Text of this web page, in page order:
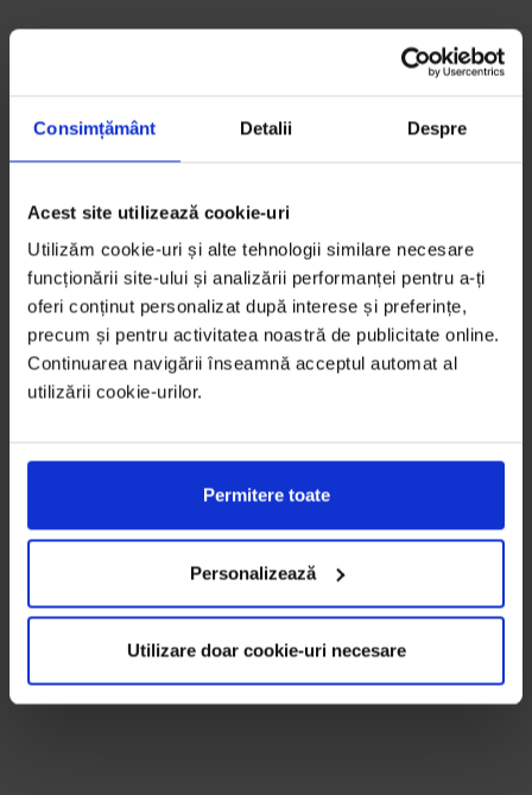
Consimțământ Detalii Despre
Acest site utilizează cookie-uri
Utilizăm cookie-uri și alte tehnologii similare necesare
funcționării site-ului și analizării performanței pentru a-ți
oferi conținut personalizat după interese și preferințe,
precum și pentru activitatea noastră de publicitate online.
Continuarea navigării înseamnă acceptul automat al
utilizării cookie-urilor.
Permitere toate
Personalizează
Utilizare doar cookie-uri necesare